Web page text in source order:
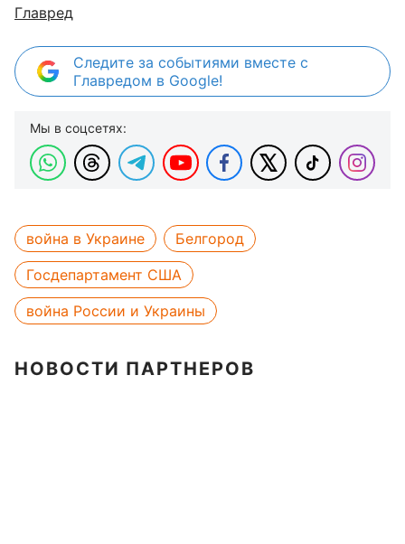
Главред
Следите за событиями вместе с
Главредом в Google!
Мы в соцсетях:
война в Украине
Белгород
Госдепартамент США
война России и Украины
НОВОСТИ ПАРТНЕРОВ